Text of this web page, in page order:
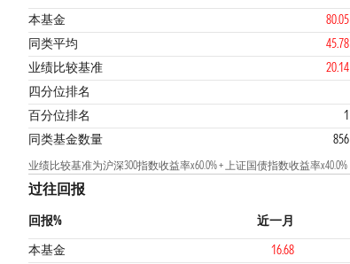
本基金
80.05
同类平均
45.78
业绩比较基准
20.14
四分位排名
1 3
百分位排名 1
同类基金数量
856
业绩比较基准为沪深300指数收益率x60.0% + 上证国债指数收益率x40.0%
过往回报
回报% 近一月
本基金
16.68